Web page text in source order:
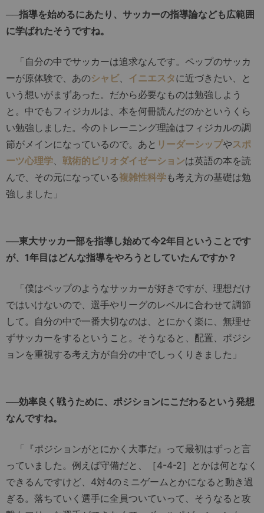
──指導を始めるにあたり、サッカーの指導論なども広範囲
に学ばれたそうですね。
「自分の中でサッカーは追求なんです。ペップのサッカ
ーが原体験で、あのシャビ、 イニエスタに近づきたい、と
いう想いがまずあった。だから必要なものは勉強しよう
と。中でもフィジカルは、本を何冊読んだのかというくら
い勉強しました。今のトレーニング理論はフィジカルの調
節がメインになっているので。あと リーダーシップやスポ
ーツ心理学、 戦術的ピリオダイゼーションは英語の本を読
んで、その元になっている複雑性科学も考え方の基礎は勉
強しました」
──東大サッカー部を指導し始めて今2年目ということです
が、1年目はどんな指導をやろうとしていたんですか？
「僕はペップのようなサッカーが好きですが、理想だけ
ではいけないので、選手やリーグのレベルに合わせて調節
して。自分の中で一番大切なのは、とにかく楽に、無理せ
ずサッカーをするということ。そうなると、配置、ポジシ
ョンを重視する考え方が自分の中でしっくりきました」
──効率良く戦うために、ポジションにこだわるという発想
なんですね。
「『ポジションがとにかく大事だ』って最初はずっと言
っていました。例えば守備だと、［4-4-2］とかは何となく
できるんですけど、4対4のミニゲームとかになると動き過
ぎる。落ちていく選手に全員ついていって、そうなると攻